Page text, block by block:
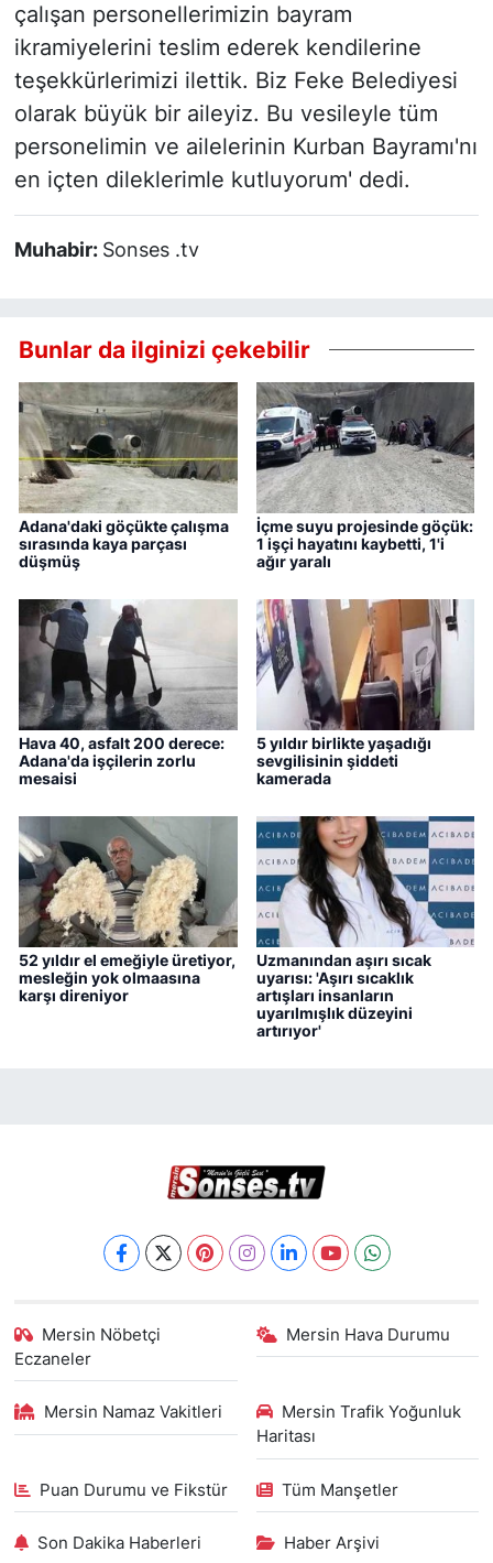
çalışan personellerimizin bayram
ikramiyelerini teslim ederek kendilerine
teşekkürlerimizi ilettik. Biz Feke Belediyesi
olarak büyük bir aileyiz. Bu vesileyle tüm
personelimin ve ailelerinin Kurban Bayramı'nı
en içten dileklerimle kutluyorum' dedi.
Muhabir: Sonses .tv
Bunlar da ilginizi çekebilir
Adana'daki göçükte çalışma
sırasında kaya parçası
düşmüş
İçme suyu projesinde göçük:
1 işçi hayatını kaybetti, 1'i
ağır yaralı
Hava 40, asfalt 200 derece:
Adana'da işçilerin zorlu
mesaisi
5 yıldır birlikte yaşadığı
sevgilisinin şiddeti
kamerada
52 yıldır el emeğiyle üretiyor,
mesleğin yok olmaasına
karşı direniyor
Uzmanından aşırı sıcak
uyarısı: 'Aşırı sıcaklık
artışları insanların
uyarılmışlık düzeyini
artırıyor'
Mersin Nöbetçi
Eczaneler
Mersin Hava Durumu
Mersin Namaz Vakitleri
Mersin Trafik Yoğunluk
Haritası
Puan Durumu ve Fikstür Tüm Manşetler
Son Dakika Haberleri Haber Arşivi